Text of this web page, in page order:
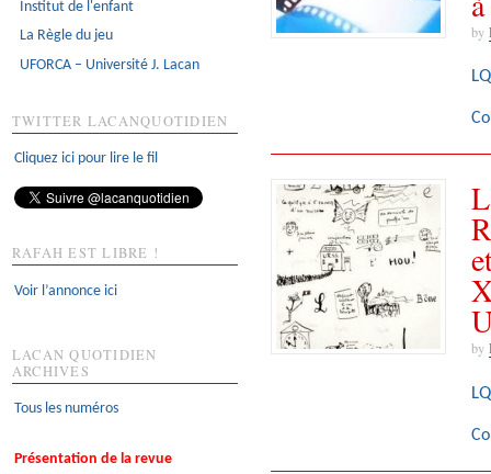
by
by
Institut de l'enfant
La Règle du jeu
UFORCA – Université J. Lacan
TWITTER LACANQUOTIDIEN
Cliquez ici pour lire le fil
RAFAH EST LIBRE !
Voir l’annonce ici
LACAN QUOTIDIEN
ARCHIVES
Tous les numéros
Présentation de la revue